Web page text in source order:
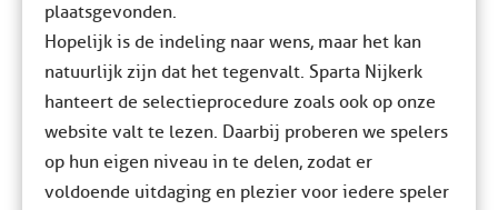
plaatsgevonden.
Hopelijk is de indeling naar wens, maar het kan
natuurlijk zijn dat het tegenvalt. Sparta Nijkerk
hanteert de selectieprocedure zoals ook op onze
website valt te lezen. Daarbij proberen we spelers
op hun eigen niveau in te delen, zodat er
voldoende uitdaging en plezier voor iedere speler